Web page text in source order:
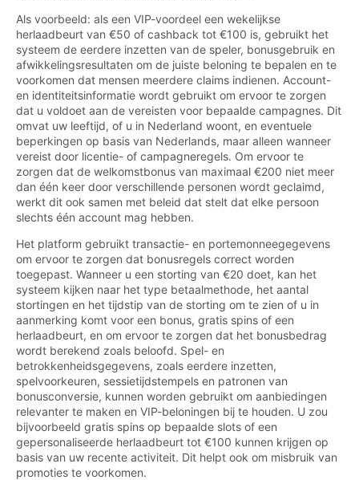
Als voorbeeld: als een VIP-voordeel een wekelijkse
herlaadbeurt van €50 of cashback tot €100 is, gebruikt het
systeem de eerdere inzetten van de speler, bonusgebruik en
afwikkelingsresultaten om de juiste beloning te bepalen en te
voorkomen dat mensen meerdere claims indienen. Account-
en identiteitsinformatie wordt gebruikt om ervoor te zorgen
dat u voldoet aan de vereisten voor bepaalde campagnes. Dit
omvat uw leeftijd, of u in Nederland woont, en eventuele
beperkingen op basis van Nederlands, maar alleen wanneer
vereist door licentie- of campagneregels. Om ervoor te
zorgen dat de welkomstbonus van maximaal €200 niet meer
dan één keer door verschillende personen wordt geclaimd,
werkt dit ook samen met beleid dat stelt dat elke persoon
slechts één account mag hebben.
Het platform gebruikt transactie- en portemonneegegevens
om ervoor te zorgen dat bonusregels correct worden
toegepast. Wanneer u een storting van €20 doet, kan het
systeem kijken naar het type betaalmethode, het aantal
stortingen en het tijdstip van de storting om te zien of u in
aanmerking komt voor een bonus, gratis spins of een
herlaadbeurt, en om ervoor te zorgen dat het bonusbedrag
wordt berekend zoals beloofd. Spel- en
betrokkenheidsgegevens, zoals eerdere inzetten,
spelvoorkeuren, sessietijdstempels en patronen van
bonusconversie, kunnen worden gebruikt om aanbiedingen
relevanter te maken en VIP-beloningen bij te houden. U zou
bijvoorbeeld gratis spins op bepaalde slots of een
gepersonaliseerde herlaadbeurt tot €100 kunnen krijgen op
basis van uw recente activiteit. Dit helpt ook om misbruik van
promoties te voorkomen.